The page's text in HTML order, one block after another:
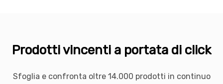
Prodotti vincenti a portata di click
Sfoglia e confronta oltre 14.000 prodotti in continuo